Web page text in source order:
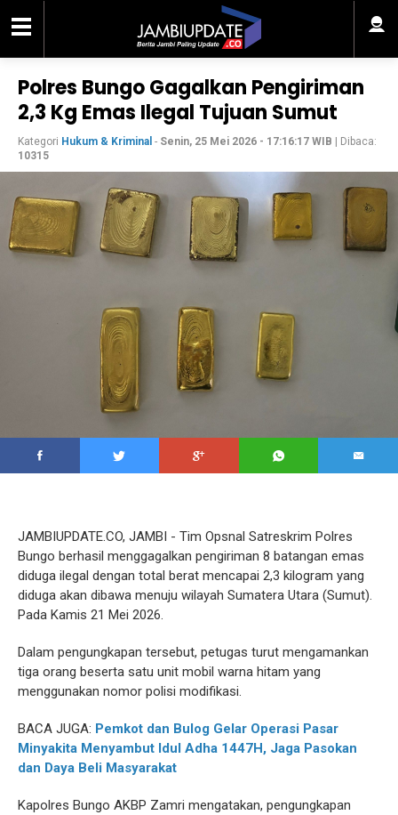
Polres Bungo Gagalkan Pengiriman
2,3 Kg Emas Ilegal Tujuan Sumut
Kategori Hukum & Kriminal - Senin, 25 Mei 2026 - 17:16:17 WIB | Dibaca:
10315
JAMBIUPDATE.CO, JAMBI - Tim Opsnal Satreskrim Polres
Bungo berhasil menggagalkan pengiriman 8 batangan emas
diduga ilegal dengan total berat mencapai 2,3 kilogram yang
diduga akan dibawa menuju wilayah Sumatera Utara (Sumut).
Pada Kamis 21 Mei 2026.
Dalam pengungkapan tersebut, petugas turut mengamankan
tiga orang beserta satu unit mobil warna hitam yang
menggunakan nomor polisi modifikasi.
BACA JUGA: Pemkot dan Bulog Gelar Operasi Pasar
Minyakita Menyambut Idul Adha 1447H, Jaga Pasokan
dan Daya Beli Masyarakat
Kapolres Bungo AKBP Zamri mengatakan, pengungkapan